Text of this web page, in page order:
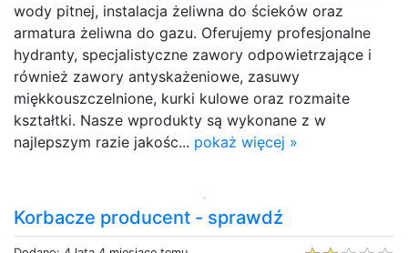
wody pitnej, instalacja żeliwna do ścieków oraz
armatura żeliwna do gazu. Oferujemy profesjonalne
hydranty, specjalistyczne zawory odpowietrzające i
również zawory antyskażeniowe, zasuwy
miękkouszczelnione, kurki kulowe oraz rozmaite
kształtki. Nasze wprodukty są wykonane z w
najlepszym razie jakośc... pokaż więcej »
Korbacze producent - sprawdź